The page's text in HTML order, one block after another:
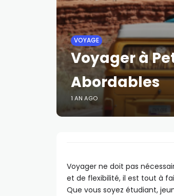
VOYAGE
Voyager à
Abordables
1 AN AGO
Voyager ne doit pas
et de flexibilité, il est tout à
Que vous soyez étudiant,